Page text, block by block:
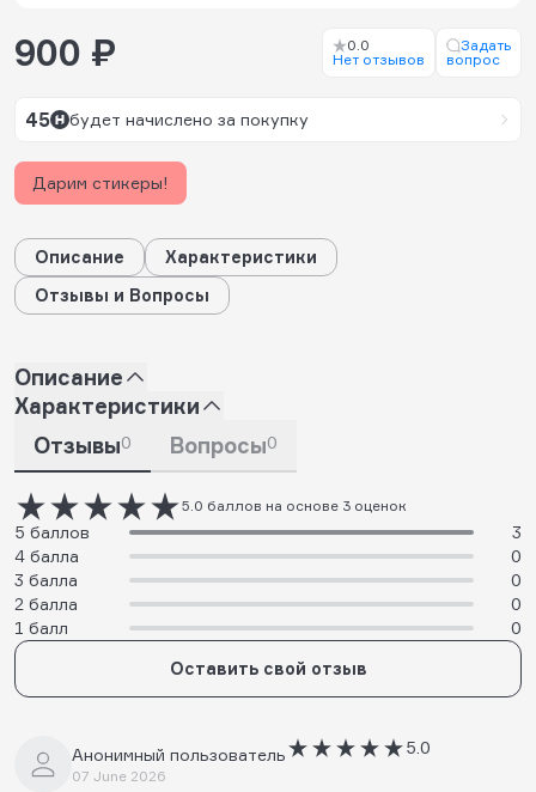
900 ₽
0.0
Нет отзывов
Задать
вопрос
45 будет начислено за покупку
Дарим стикеры!
Описание
Характеристики
Отзывы и Вопросы
Описание
Характеристики
Отзывы0 Вопросы0
5.0 баллов на основе 3 оценок
5 баллов
3
4 балла
0
3 балла
0
2 балла
0
1 балл
0
Оставить свой отзыв
Анонимный пользователь
07 June 2026
5.0